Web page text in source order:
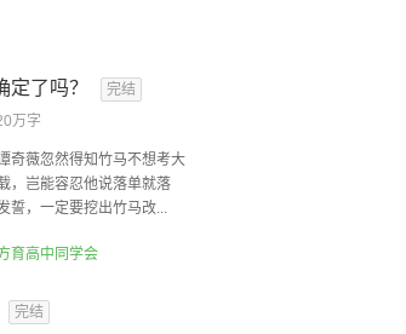
定了吗？
完结
万字
奇薇忽然得知竹马不想考大
，岂能容忍他说落单就落
誓，一定要挖出竹马改...
育高中同学会
完结